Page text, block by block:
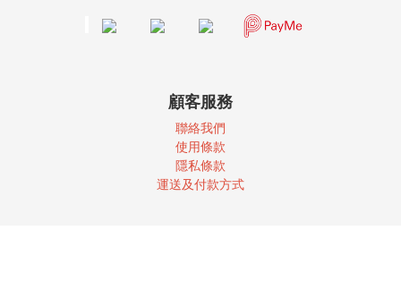
顧客服務
聯絡我們
使用條款
隱私條款
運送及付款方式